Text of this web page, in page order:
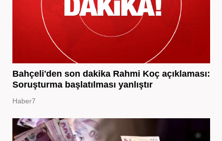
Bahçeli'den son dakika Rahmi Koç açıklaması:
Soruşturma başlatılması yanlıştır
Haber7